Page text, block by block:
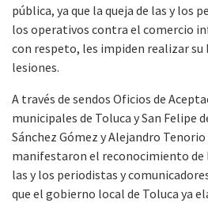
pública, ya que la queja de las y los
los operativos contra el comercio
con respeto, les impiden realizar
lesiones.
A través de sendos Oficios de
municipales de Toluca y San Felipe
Sánchez Gómez y Alejandro
manifestaron el reconocimiento de
las y los periodistas y
que el gobierno local de Toluca ya